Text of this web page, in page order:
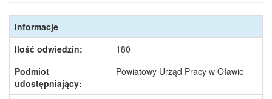
Informacje
Ilość odwiedzin:
180
Podmiot
udostępniający:
Powiatowy Urząd Pracy w Oławie